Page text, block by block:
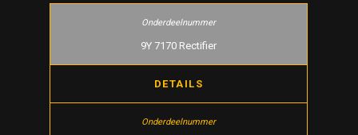
9Y 7170 Rectifier
DETAILS